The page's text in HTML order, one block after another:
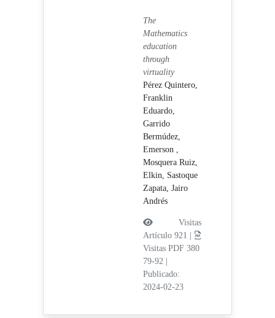
The
Mathematics
education
through
virtuality
Pérez Quintero,
Franklin
Eduardo,
Garrido
Bermúdez,
Emerson ,
Mosquera Ruiz,
Elkin, Sastoque
Zapata, Jairo
Andrés
Visitas
Artículo 921 |
Visitas PDF 380
79-92
Publicado:
2024-02-23